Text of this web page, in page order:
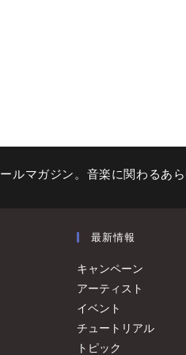
ルマガジン。音楽に関わるあ
最新情報
キャンペーン
アーティスト
イベント
チュートリアル
トピック